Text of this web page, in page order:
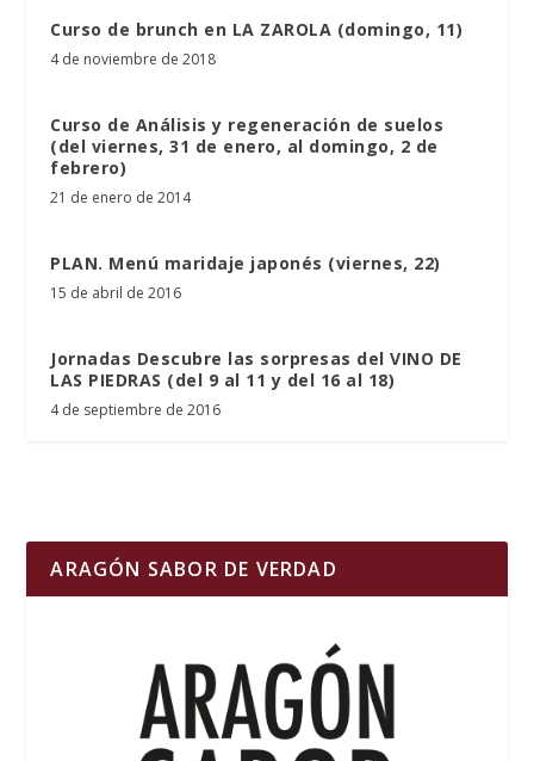
Curso de brunch en LA ZAROLA (domingo, 11)
4 de noviembre de 2018
Curso de Análisis y regeneración de suelos
(del viernes, 31 de enero, al domingo, 2 de
febrero)
21 de enero de 2014
PLAN. Menú maridaje japonés (viernes, 22)
15 de abril de 2016
Jornadas Descubre las sorpresas del VINO DE
LAS PIEDRAS (del 9 al 11 y del 16 al 18)
4 de septiembre de 2016
ARAGÓN SABOR DE VERDAD